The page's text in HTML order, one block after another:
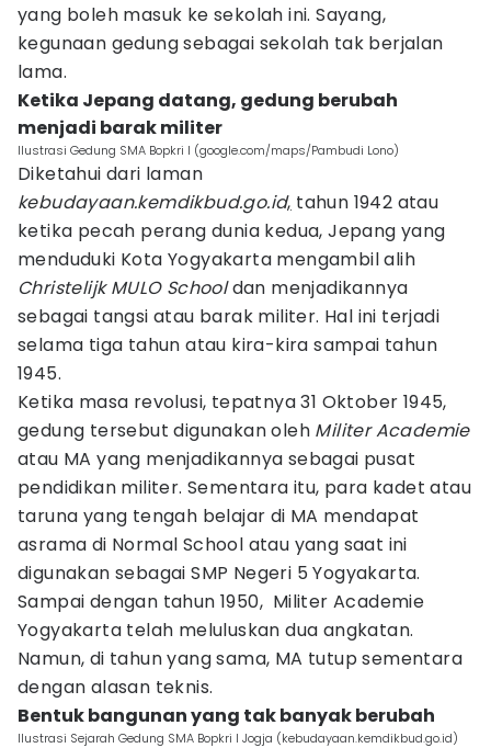
yang boleh masuk ke sekolah ini. Sayang,
kegunaan gedung sebagai sekolah tak berjalan
lama.
Ketika Jepang datang, gedung berubah
menjadi barak militer
Ilustrasi Gedung SMA Bopkri I (google.com/maps/Pambudi Lono)
Diketahui dari laman
kebudayaan.kemdikbud.go.id, tahun 1942 atau
ketika pecah perang dunia kedua, Jepang yang
menduduki Kota Yogyakarta mengambil alih
Christelijk MULO Schooldan menjadikannya
sebagai tangsi atau barak militer. Hal ini terjadi
selama tiga tahun atau kira-kira sampai tahun
1945.
Ketika masa revolusi, tepatnya 31 Oktober 1945,
gedung tersebut digunakan oleh Militer Academie
atau MA yang menjadikannya sebagai pusat
pendidikan militer. Sementara itu, para kadet atau
taruna yang tengah belajar di MA mendapat
asrama di Normal School atau yang saat ini
digunakan sebagai SMP Negeri 5 Yogyakarta.
Sampai dengan tahun 1950, Militer Academie
Yogyakarta telah meluluskan dua angkatan.
Namun, di tahun yang sama, MA tutup sementara
dengan alasan teknis.
Bentuk bangunan yang tak banyak berubah
Ilustrasi Sejarah Gedung SMA Bopkri I Jogja (kebudayaan.kemdikbud.go.id)